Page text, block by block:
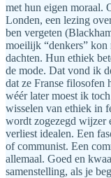
met hun eigen moraal.
Londen, een lezing
ben vergeten
moeilijk “denkers” kon
dachten. Hun ethiek
de mode. Dat vond ik
dat ze Franse filosofen
wéér later moest ik
wisselen van ethiek in
wordt zogezegd wijzer
verliest idealen. Een
of communist. Een
allemaal. Goed en
samenstelling, als je